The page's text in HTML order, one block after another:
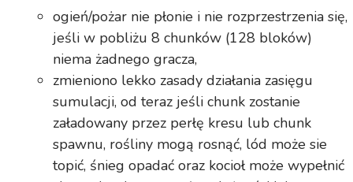
ogień/pożar nie płonie i nie rozprzestrzenia się,
jeśli w pobliżu 8 chunków (128 bloków)
niema żadnego gracza,
zmieniono lekko zasady działania zasięgu
sumulacji, od teraz jeśli chunk zostanie
załadowany przez perłę kresu lub chunk
spawnu, rośliny mogą rosnąć, lód może sie
topić, śnieg opadać oraz kocioł może wypełnić